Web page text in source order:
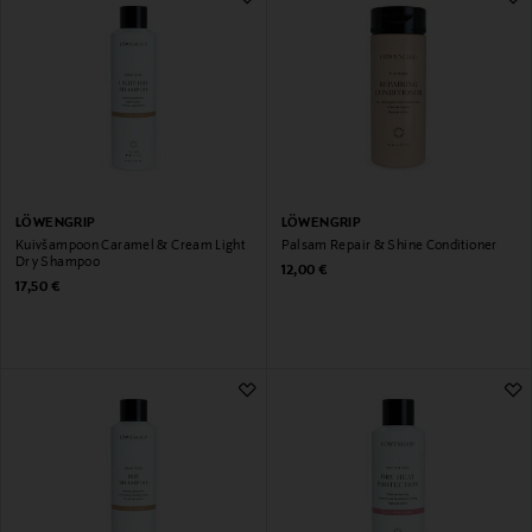
LÖWENGRIP
Kuivšampoon Caramel & Cream Light
Dry Shampoo
Original Price
17,50 €
LÖWENGRIP
Palsam Repair & Shine Conditioner
Original Price
12,00 €